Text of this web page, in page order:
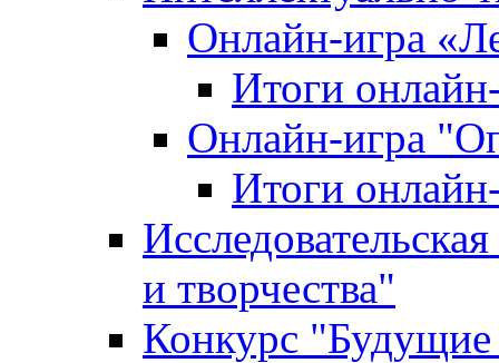
Онлайн-игра
Итоги
Онлайн-игра
Итоги
и творчества"
Конкурс